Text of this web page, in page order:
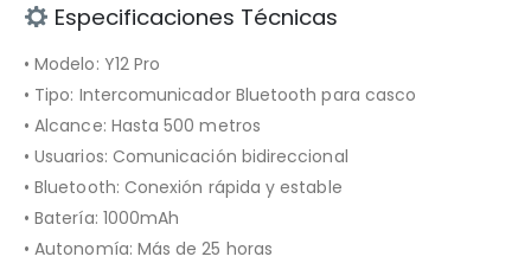
Especificaciones Técnicas
• Modelo: Y12 Pro
• Tipo: Intercomunicador Bluetooth para casco
• Alcance: Hasta 500 metros
• Usuarios: Comunicación bidireccional
• Bluetooth: Conexión rápida y estable
• Batería: 1000mAh
• Autonomía: Más de 25 horas